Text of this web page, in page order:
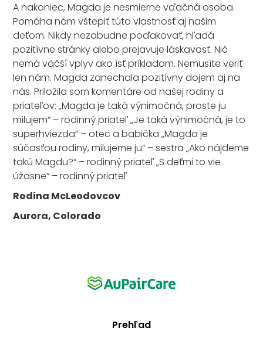
A nakoniec, Magda je nesmierne vďačná osoba.
Pomáha nám vštepiť túto vlastnosť aj našim
deťom. Nikdy nezabudne poďakovať, hľadá
pozitívne stránky alebo prejavuje láskavosť. Nič
nemá väčší vplyv ako ísť príkladom. Nemusíte veriť
len nám. Magda zanechala pozitívny dojem aj na
nás. Priložila som komentáre od našej rodiny a
priateľov: „Magda je taká výnimočná, proste ju
milujem“ – rodinný priateľ „Je taká výnimočná, je to
superhviezda“ – otec a babička „Magda je
súčasťou rodiny, milujeme ju“ – sestra „Ako nájdeme
takú Magdu?“ – rodinný priateľ „S deťmi to vie
úžasne“ – rodinný priateľ
Rodina McLeodovcov
Aurora, Colorado
Prehľad